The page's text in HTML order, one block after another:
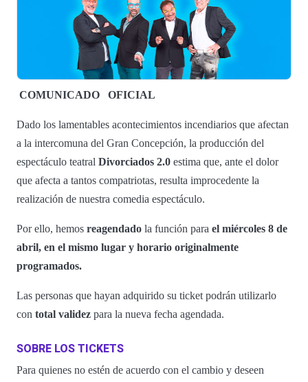
COMUNICADO OFICIAL
Dado los lamentables acontecimientos incendiarios que afectan
a la intercomuna del Gran Concepción, la producción del
espectáculo teatral Divorciados 2.0 estima que, ante el dolor
que afecta a tantos compatriotas, resulta improcedente la
realización de nuestra comedia espectáculo.
Por ello, hemos reagendado la función para el miércoles 8 de
abril, en el mismo lugar y horario originalmente
programados.
Las personas que hayan adquirido su ticket podrán utilizarlo
con total validez para la nueva fecha agendada.
SOBRE LOS TICKETS
Para quienes no estén de acuerdo con el cambio y deseen